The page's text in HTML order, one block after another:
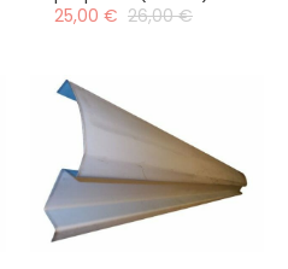
25,00 € 26,00 €